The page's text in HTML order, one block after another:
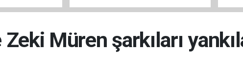
evine dönmeli’
Zeki Müren şarkıları